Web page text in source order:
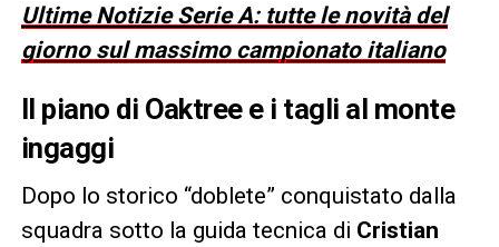
Ultime Notizie Serie A: tutte le novità del
giorno sul massimo campionato italiano
Il piano di Oaktree e i tagli al monte
ingaggi
Dopo lo storico “doblete” conquistato dalla
squadra sotto la guida tecnica di Cristian